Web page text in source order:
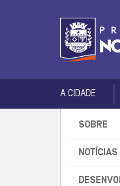
A CIDADE
SOBRE
NOTÍCIAS